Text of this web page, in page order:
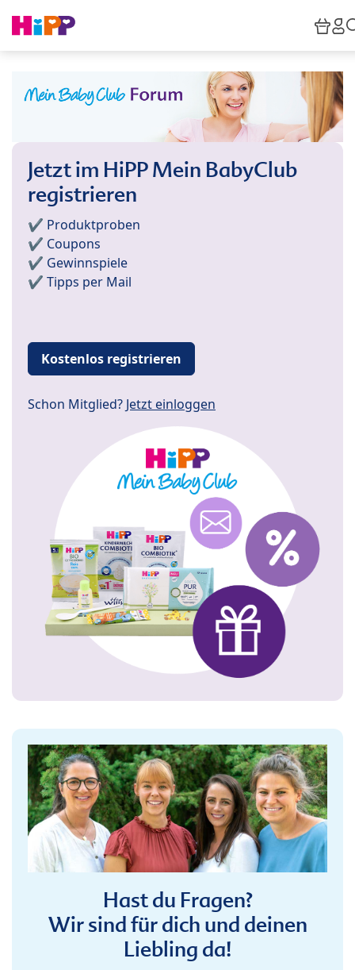
Jetzt im HiPP Mein BabyClub
registrieren
✔️ Produktproben
✔️ Coupons
✔️ Gewinnspiele
✔️ Tipps per Mail
Kostenlos registrieren
Schon Mitglied? Jetzt einloggen
Hast du Fragen?
Wir sind für dich und deinen
Liebling da!